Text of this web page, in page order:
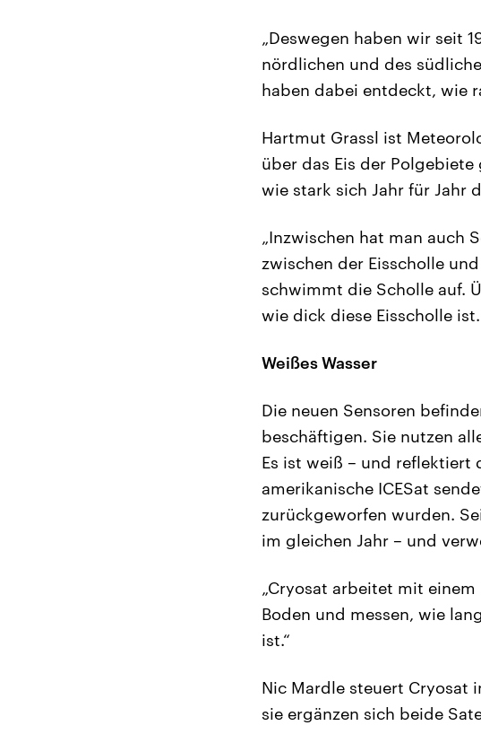
„Deswegen haben wir seit
nördlichen und des
haben dabei entdeckt, wie
Hartmut Grassl ist
über das Eis der
wie stark sich Jahr für Jahr
„Inzwischen hat man auch
zwischen der Eisscholle
schwimmt die Scholle auf.
wie dick diese Eisscholle
Weißes Wasser
Die neuen Sensoren
beschäftigen. Sie nutzen
Es ist weiß – und reflektiert
amerikanische ICESat
zurückgeworfen wurden.
im gleichen Jahr – und
„Cryosat arbeitet mit
Boden und messen, wie
ist.“
Nic Mardle steuert Cryosat
sie ergänzen sich beide